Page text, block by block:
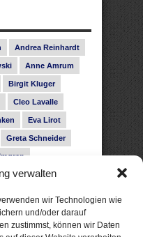
verwalten
wir Technologien wie
und/oder darauf
zustimmst, können wir Daten
Andrea Reinhardt
Anne Amrum
Birgit Kluger
Cleo Lavalle
Eva Lirot
Greta Schneider
Ivo Pala J. Vellguth
Livia Pipes
Martin Krist